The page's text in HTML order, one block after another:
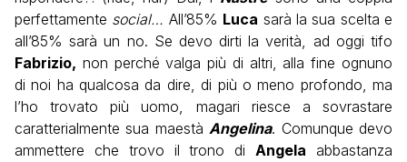
perfettamente social… All’85% Luca sarà la sua scelta e
all’85% sarà un no. Se devo dirti la verità, ad oggi tifo
Fabrizio, non perché valga più di altri, alla fine ognuno
di noi ha qualcosa da dire, di più o meno profondo, ma
l’ho trovato più uomo, magari riesce a sovrastare
caratterialmente sua maestàAngelina. Comunque devo
ammettere che trovo il trono diAngela abbastanza